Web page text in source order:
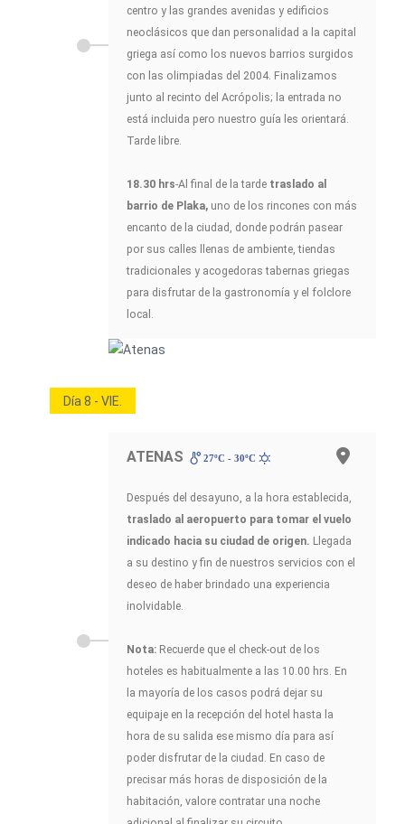
centro y las grandes avenidas y edificios
neoclásicos que dan personalidad a la capital
griega así como los nuevos barrios surgidos
con las olimpiadas del 2004. Finalizamos
junto al recinto del Acrópolis; la entrada no
está incluida pero nuestro guía les orientará.
Tarde libre.
18.30 hrs-Al final de la tarde traslado al
barrio de Plaka, uno de los rincones con más
encanto de la ciudad, donde podrán pasear
por sus calles llenas de ambiente, tiendas
tradicionales y acogedoras tabernas griegas
para disfrutar de la gastronomía y el folclore
local.
Día 8 - VIE.
ATENAS 27ºC - 30ºC
Después del desayuno, a la hora establecida,
traslado al aeropuerto para tomar el vuelo
indicado hacia su ciudad de origen. Llegada
a su destino y fin de nuestros servicios con el
deseo de haber brindado una experiencia
inolvidable.
Nota: Recuerde que el check-out de los
hoteles es habitualmente a las 10.00 hrs. En
la mayoría de los casos podrá dejar su
equipaje en la recepción del hotel hasta la
hora de su salida ese mismo día para así
poder disfrutar de la ciudad. En caso de
precisar más horas de disposición de la
habitación, valore contratar una noche